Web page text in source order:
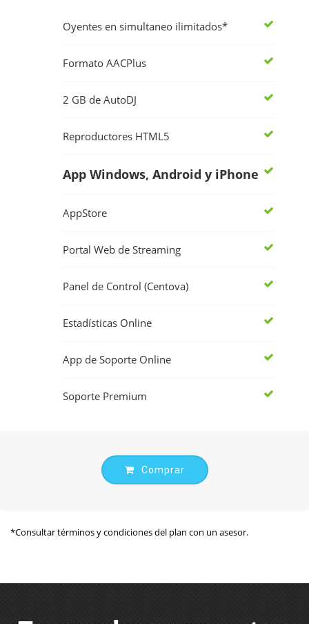
Oyentes en simultaneo ilimitados*
Formato AACPlus
2 GB de AutoDJ
Reproductores HTML5
App Windows, Android y iPhone
AppStore
Portal Web de Streaming
Panel de Control (Centova)
Estadísticas Online
App de Soporte Online
Soporte Premium
Comprar
*Consultar términos y condiciones del plan con un asesor.